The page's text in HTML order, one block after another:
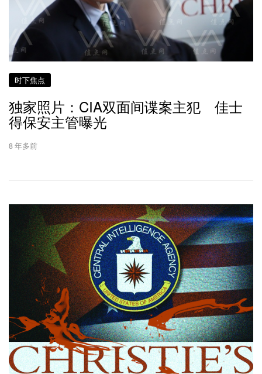
时下焦点
独家照片：CIA双面间谍案主犯 佳士
得保安主管曝光
8 年多前